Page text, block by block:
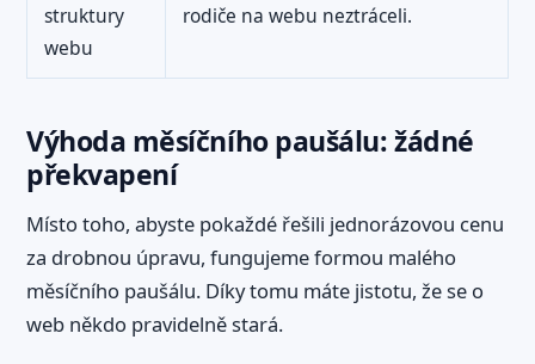
struktury
webu
rodiče na webu neztráceli.
Výhoda měsíčního paušálu: žádné
překvapení
Místo toho, abyste pokaždé řešili jednorázovou cenu
za drobnou úpravu, fungujeme formou malého
měsíčního paušálu. Díky tomu máte jistotu, že se o
web někdo pravidelně stará.